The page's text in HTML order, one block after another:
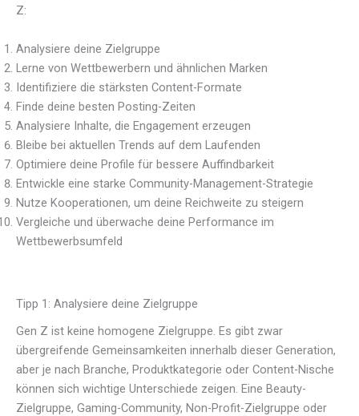
Z:
Analysiere deine Zielgruppe
Lerne von Wettbewerbern und ähnlichen Marken
Identifiziere die stärksten Content-Formate
Finde deine besten Posting-Zeiten
Analysiere Inhalte, die Engagement erzeugen
Bleibe bei aktuellen Trends auf dem Laufenden
Optimiere deine Profile für bessere Auffindbarkeit
Entwickle eine starke Community-Management-Strategie
Nutze Kooperationen, um deine Reichweite zu steigern
Vergleiche und überwache deine Performance im
Wettbewerbsumfeld
Tipp 1: Analysiere deine Zielgruppe
Gen Z ist keine homogene Zielgruppe. Es gibt zwar
übergreifende Gemeinsamkeiten innerhalb dieser Generation,
aber je nach Branche, Produktkategorie oder Content-Nische
können sich wichtige Unterschiede zeigen. Eine Beauty-
Zielgruppe, Gaming-Community, Non-Profit-Zielgruppe oder